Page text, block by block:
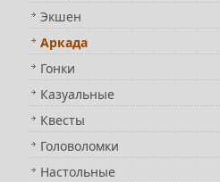
Экшен
Аркада
Гонки
Казуальные
Квесты
Головоломки
Настольные